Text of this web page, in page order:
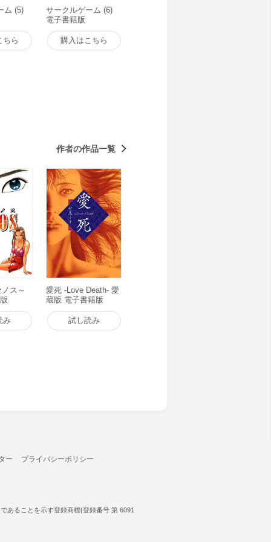
ム (5)
ちら
サークルゲーム (6)
電子書籍版
購入はこちら
作者の作品一覧
ス～
み
愛死 -Love Death- 愛
蔵版 電子書籍版
試し読み
ー プライバシーポリシー
あることを示す登録商標(登録番号 第 6091